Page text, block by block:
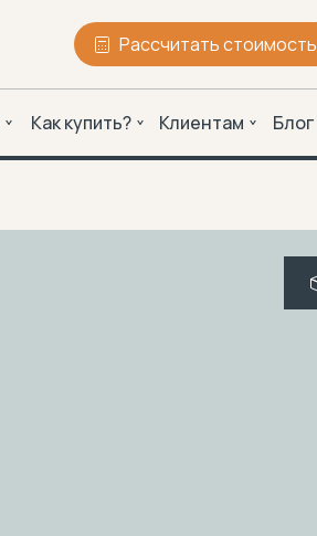
Рассчитать стоимость
Как купить? Клиентам Блог